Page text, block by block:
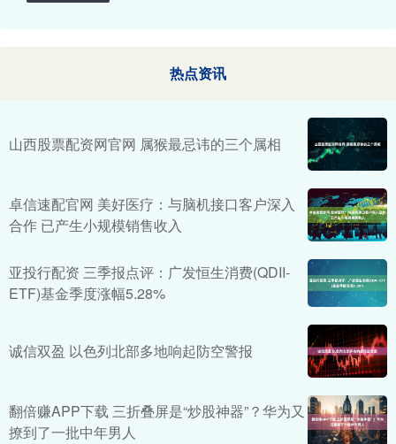
热点资讯
山西股票配资网官网 属猴最忌讳的三个属相
卓信速配官网 美好医疗：与脑机接口客户深入
合作 已产生小规模销售收入
亚投行配资 三季报点评：广发恒生消费(QDII-
ETF)基金季度涨幅5.28%
诚信双盈 以色列北部多地响起防空警报
翻倍赚APP下载 三折叠屏是“炒股神器”？华为又
撩到了一批中年男人